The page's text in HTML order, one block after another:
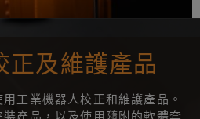
正及維護產品
工業機器人校正和維護產品。
產品，以及使用隨附的軟體套